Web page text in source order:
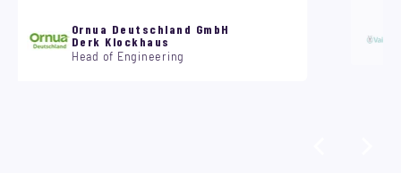
Ornua Deutschland GmbH
Derk Klockhaus
Head of Engineering